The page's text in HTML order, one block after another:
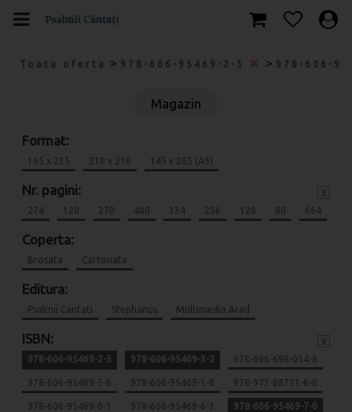
Toata oferta > 978-606-95469-2-5 > 978-606-
Magazin
Format:
165 x 235 210 x 210 145 x 205 (A5)
Nr. pagini:
274 120 270 400 334 256 120 80 664
Coperta:
Brosata Cartonata
Editura:
Psalmii Cantati Stephanus Multimedia Arad
ISBN:
978-606-95469-2-5 978-606-95469-3-2 978-606-698-054-8
978-606-95469-5-6 978-606-95469-1-8 978-973-88771-6-0
978-606-95469-0-1 978-606-95469-6-3 978-606-95469-7-0